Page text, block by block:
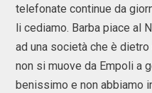
telefonate continue da
li cediamo. Barba piace al
ad una società che è
non si muove da Empoli a
benissimo e non abbiamo